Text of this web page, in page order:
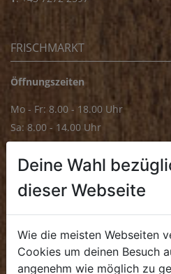
FRISCHMARKT
Öffnungszeiten
Mo - Fr: 8.00 - 18.00 Uhr
Sa: 8.00 - 14.00 Uhr
Mo - Fr: 8.00 - 16.00 Uhr
. +43 7272 4859 70
Deine Wahl
dieser Webseite
Wie die meisten Webseiten
Cookies um deinen Besuch
angenehm wie möglich zu